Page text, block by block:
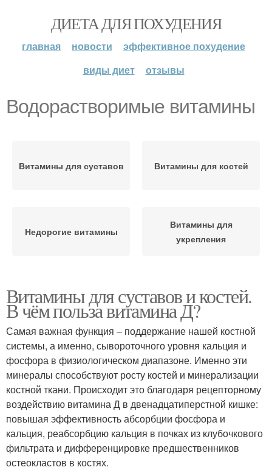
ДИЕТА ДЛЯ ПОХУДЕНИЯ
главная новости
эффективное похудение
виды диет
отзывы
Водорастворимые витамины
Витамины для суставов Витамины для костей
Недорогие витамины
Витамины для
укрепления
Витамины для суставов и костей.
В чём польза витамина Д?
Самая важная функция – поддержание нашей костной
системы, а именно, сывороточного уровня кальция и
фосфора в физиологическом диапазоне. Именно эти
минералы способствуют росту костей и минерализации
костной ткани. Происходит это благодаря рецепторному
воздействию витамина Д в двенадцатиперстной кишке:
повышая эффективность абсорбции фосфора и
кальция, реабсорбцию кальция в почках из клубочкового
фильтрата и дифференцировке предшественников
остеокластов в костях.